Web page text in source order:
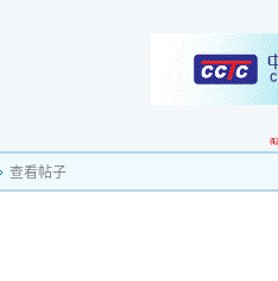
查看帖子